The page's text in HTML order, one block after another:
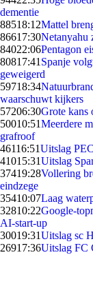
dementie
88518:12Mattel
86617:30Netanyahu
84022:06Pentagon
80817:41 Spanje
geweigerd
59718:34
waarschuwt kijkers
57206:30Grote kans
50010:51Meerdere
grafroof
46116:51Uitslag
41015:31Uitslag
37419:28Vollering
eindzege
35410:07Laag
32810:22Google-
AI-start-up
30019:31Uitslag sc
26917:36Uitslag FC